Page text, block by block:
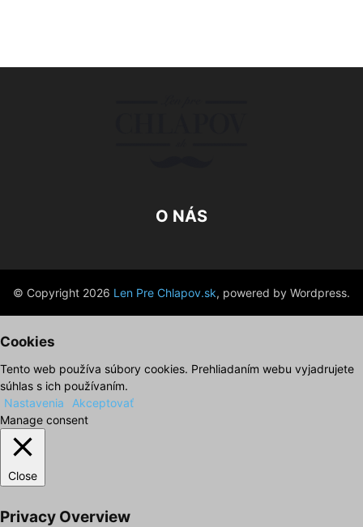
O NÁS
© Copyright 2026 Len Pre Chlapov.sk, powered by Wordpress.
Cookies
Tento web používa súbory cookies. Prehliadaním webu vyjadrujete
súhlas s ich používaním.
Nastavenia
Akceptovať
Manage consent
Close
Privacy Overview